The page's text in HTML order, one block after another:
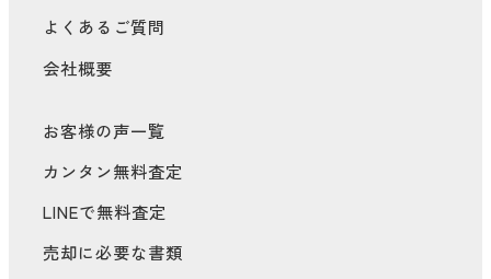
よくあるご質問
会社概要
お客様の声一覧
カンタン無料査定
LINEで無料査定
売却に必要な書類